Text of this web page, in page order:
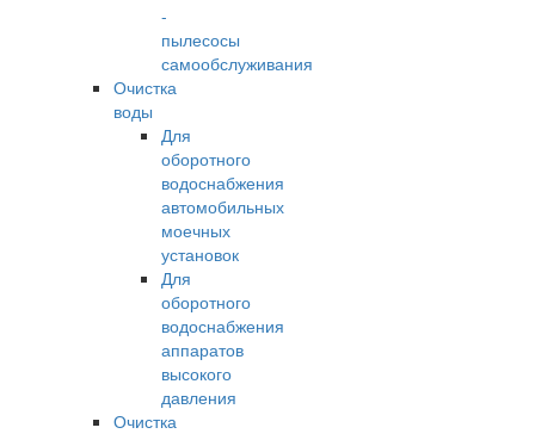
-
пылесосы
самообслуживания
Очистка
воды
Для
оборотного
водоснабжения
автомобильных
моечных
установок
Для
оборотного
водоснабжения
аппаратов
высокого
давления
Очистка